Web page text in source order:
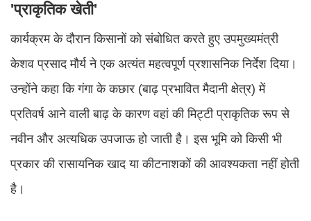
'प्राकृतिक खेती'
कार्यक्रम के दौरान किसानों को संबोधित करते हुए उपमुख्यमंत्री
केशव प्रसाद मौर्य ने एक अत्यंत महत्वपूर्ण प्रशासनिक निर्देश दिया।
उन्होंने कहा कि गंगा के कछार (बाढ़ प्रभावित मैदानी क्षेत्र) में
प्रतिवर्ष आने वाली बाढ़ के कारण वहां की मिट्टी प्राकृतिक रूप से
नवीन और अत्यधिक उपजाऊ हो जाती है। इस भूमि को किसी भी
प्रकार की रासायनिक खाद या कीटनाशकों की आवश्यकता नहीं होती
है।